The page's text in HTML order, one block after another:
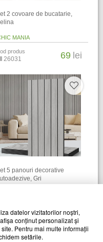
2 covoare de bucatarie,
MANIA
produs
26031 69 lei
5 panouri decorative
Gri
28127 79 lei
datelor vizitatorilor noștri,
conținut personalizat și
Pentru mai multe informații
setările.